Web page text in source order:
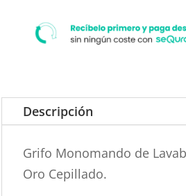
Descripción
Grifo Monomando de
Oro Cepillado.